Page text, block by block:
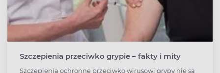
Szczepienia przeciwko grypie – fakty i mity
Szczepienia ochronne przeciwko wirusowi grypy nie są